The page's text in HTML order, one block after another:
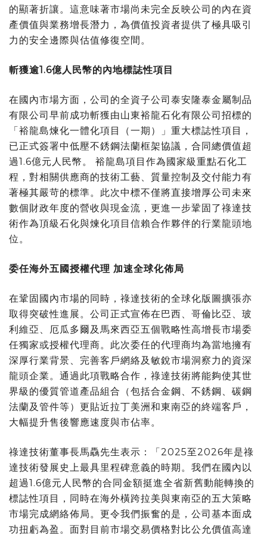
的顯著折讓。這意味著市場尚未完全反映公司的內在資
產價值與業務增長潛力，為價值投資者提供了極具吸引
力的安全邊際與估值修復空間。
斬獲逾1.6億人民幣的內地標誌性項目
在國內市場方面，公司的全資子公司泰安隆泰金屬制品
有限公司早前成功斬獲由山東裕龍石化有限公司招標的
「裕龍島煉化一體化項目（一期）」重大標誌性項目，
已正式簽署中低壓不銹鋼法蘭框架協議，合同總價值超
過1.6億元人民幣。 裕龍島項目作為國家級重點石化工
程，對相關供應商的技術工藝、質量控制及交付能力有
著極其嚴苛的標準。此次中標不僅將直接增厚公司未來
數個財政年度的營收與現金流，更進一步鞏固了祿達技
術作為頂級石化與煉化項目信賴合作夥伴的行業龍頭地
位。
委任海外五國授權代理 加速全球化佈局
在鞏固國內市場的同時，祿達技術的全球化版圖擴張亦
取得突破性進展。公司正式宣佈在巴西、哥倫比亞、玻
利維亞、厄瓜多爾及馬來西亞五個戰略性高增長市場委
任獨家或授權代理商。此次委任的代理商均為當地擁有
深厚行業背景、完善客戶網絡及敏銳市場洞察力的資深
龍頭企業。通過此項戰略合作，祿達技術將能夠使其世
界級的優質管道產品組合（包括合金鋼、不銹鋼、碳鋼
法蘭及管件等）更貼近拉丁美洲和東南亞的終端客戶，
大幅提升售後響應速度與市佔率。
祿達技術董事長馬驫先生表示：「2025至2026年是祿
達技術發展史上最具里程碑意義的時期。我們在國內以
超過1.6億元人民幣的合同金額挺進全省新舊動能轉換的
標誌性項目，同時在海外橫跨拉美與東南亞的五大策略
市場完成網絡佈局。更令我們振奮的是，公司基本面成
功扭虧為盈。面對目前市場交易價格對比公允價值高達